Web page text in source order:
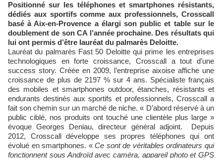
Positionné sur les téléphones et smartphones résistants,
dédiés aux sportifs comme aux professionnels, Crosscall
basé à Aix-en-Provence a élargi son public et table sur le
doublement de son CA l’année prochaine. Des résultats qui
lui ont permis d’être lauréat du palmarès Deloitte.
Lauréat du palmarès Fast 50 Deloitte qui prime les entreprises
technologiques en forte croissance, Crosscall a tout d’une
success story. Créée en 2009, l’entreprise aixoise affiche une
croissance de plus de 2197 % sur 4 ans. Spécialiste français
des mobiles et smartphones outdoor, étanches, résistants et
endurants destinés aux sportifs et professionnels, Crosscall a
fait son chemin sur un marché de niche. « D’abord réservé à un
public ciblé, nos produits ont touché une clientèle plus large »
évoque Georges Deniau, directeur général adjoint. Depuis
2012, Crosscall développe ses propres téléphones qui ont
évolué en smartphones. «Ce sont de véritables ordinateurs qui
fonctionnent sous Androïd avec caméra, appareil photo et GPS